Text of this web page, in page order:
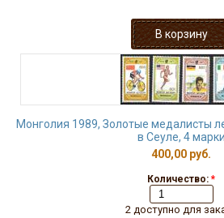
Монголия 1989, Золотые медалисты
в Сеуле, 4 марки
400,00 руб.
Количество: *
2 доступно для